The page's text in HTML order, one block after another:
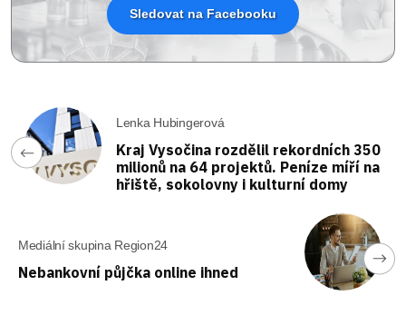
Sledovat na Facebooku
Lenka Hubingerová
Kraj Vysočina rozdělil rekordních 350
milionů na 64 projektů. Peníze míří na
hřiště, sokolovny i kulturní domy
Mediální skupina Region24
Nebankovní půjčka online ihned